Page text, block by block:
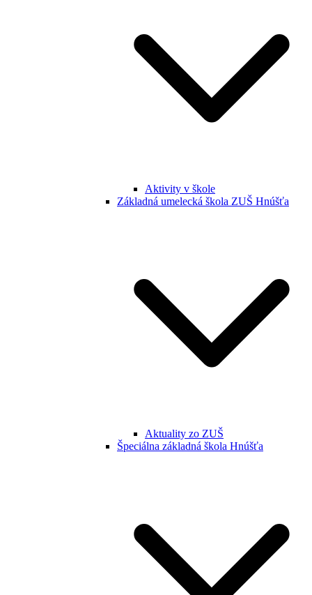
Aktivity v škole
Základná umelecká škola ZUŠ Hnúšťa
Aktuality zo ZUŠ
Špeciálna základná škola Hnúšťa